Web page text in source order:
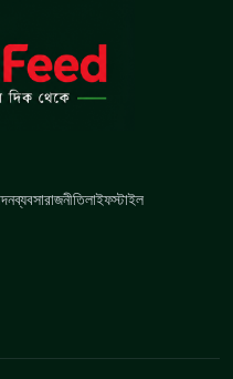
ব্যবসারাজনীতিলাইফস্টাইল